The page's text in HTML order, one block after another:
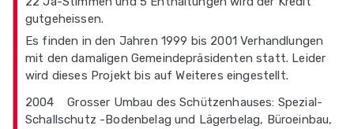
gutgeheissen.
Es finden in den Jahren 1999 bis 2001 Verhandlungen
mit den damaligen Gemeindepräsidenten statt. Leider
wird dieses Projekt bis auf Weiteres eingestellt.
2004 Grosser Umbau des Schützenhauses: Spezial-
Schallschutz -Bodenbelag und Lägerbelag, Büroeinbau,